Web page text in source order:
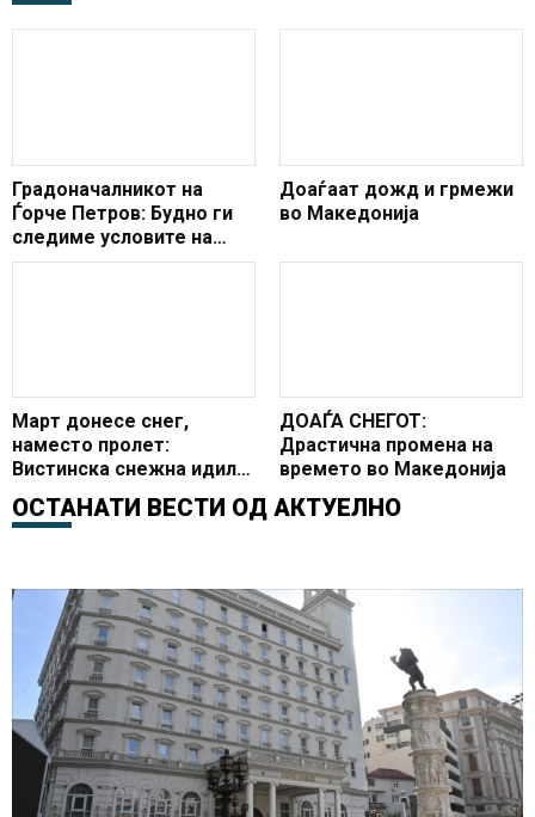
Градоначалникот на
Ѓорче Петров: Будно ги
следиме условите на
терен и навремено
Доаѓаат дожд и грмежи
во Македонија
Март донесе снег,
наместо пролет:
Вистинска снежна идила
утрово на Попова Шапка
(ФОТО)
ДОАЃА СНЕГОТ:
Драстична промена на
времето во Македонија
ОСТАНАТИ ВЕСТИ ОД АКТУЕЛНО